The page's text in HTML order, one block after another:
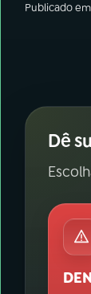
Publicado em
Dê